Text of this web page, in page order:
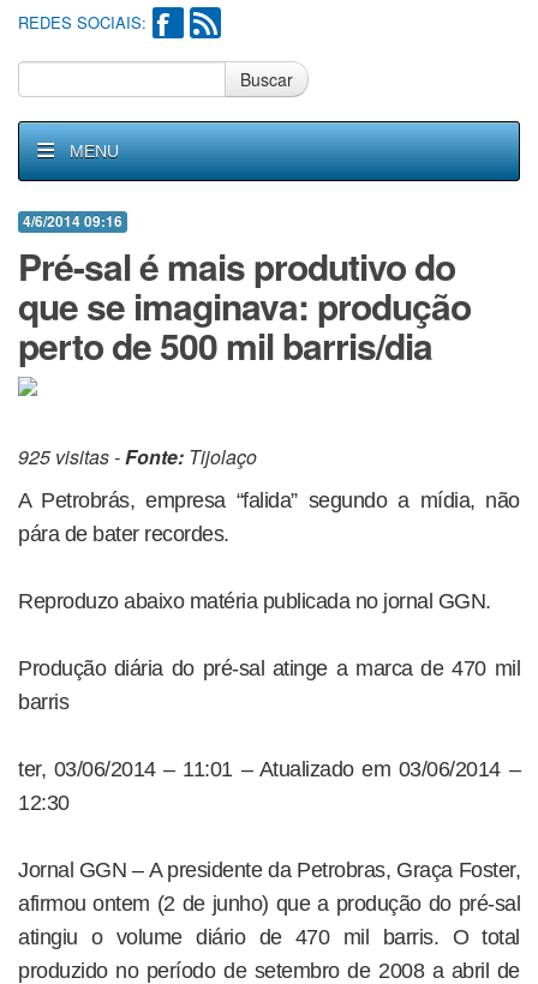
REDES SOCIAIS:
Buscar
MENU
4/6/2014 09:16
Pré-sal é mais produtivo do
que se imaginava: produção
perto de 500 mil barris/dia
925 visitas -Fonte: Tijolaço
A Petrobrás, empresa “falida” segundo a mídia, não
pára de bater recordes.
Reproduzo abaixo matéria publicada no jornal GGN.
Produção diária do pré-sal atinge a marca de 470 mil
barris
ter, 03/06/2014 – 11:01 – Atualizado em 03/06/2014 –
12:30
Jornal GGN – A presidente da Petrobras, Graça Foster,
afirmou ontem (2 de junho) que a produção do pré-sal
atingiu o volume diário de 470 mil barris. O total
produzido no período de setembro de 2008 a abril de